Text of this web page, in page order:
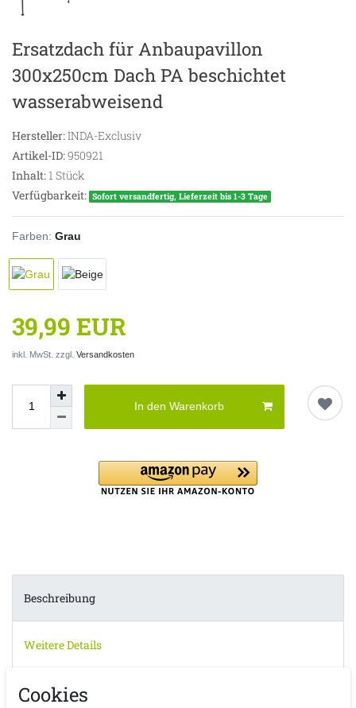
Ersatzdach für Anbaupavillon
300x250cm Dach PA beschichtet
wasserabweisend
Hersteller:INDA-Exclusiv
Artikel-ID:950921
Inhalt:1 Stück
Verfügbarkeit: Sofort versandfertig, Lieferzeit bis 1-3 Tage
Farben: Grau
39,99 EUR
inkl. MwSt. zzgl. Versandkosten
In den Warenkorb
Beschreibung
Weitere Details
EU-Verantwortlicher
Cookies